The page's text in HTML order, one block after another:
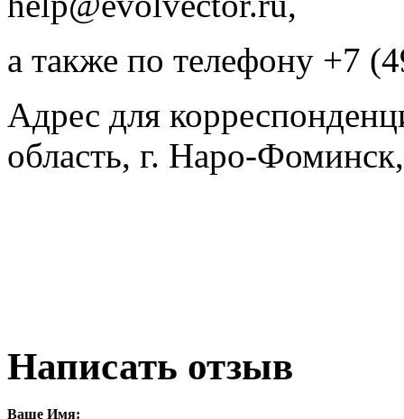
а также по телефону +7
Адрес для
область, г. Наро-
Написать отзыв
Ваше Имя: